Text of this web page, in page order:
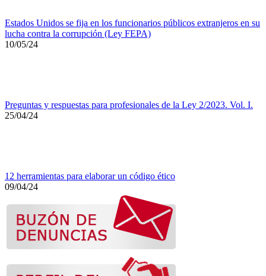
Estados Unidos se fija en los funcionarios públicos extranjeros en su
lucha contra la corrupción (Ley FEPA)
10/05/24
Preguntas y respuestas para profesionales de la Ley 2/2023. Vol. I.
25/04/24
12 herramientas para elaborar un código ético
09/04/24